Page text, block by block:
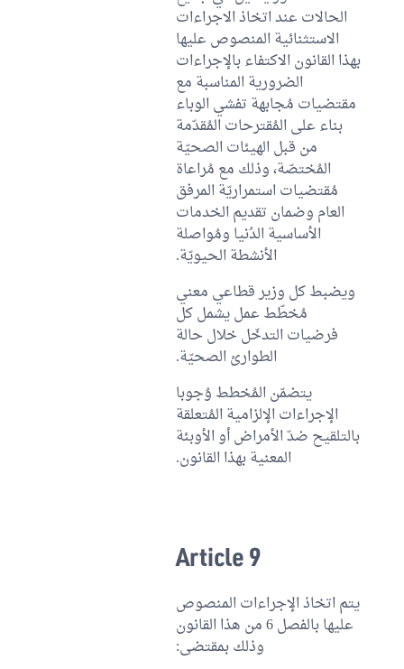
الحالات عند اتخاذ الاجراءات
الاستثنائية المنصوص عليها
بهذا القانون الاكتفاء بالإجراءات
الضرورية المناسبة مع
مقتضيات مُجابهة تفشي الوباء
بناء على المُقترحات المُقدّمة
من قبل الهيئات الصحيّة
المُختصّة، وذلك مع مُراعاة
مُقتضيات استمراريّة المرفق
العام وضمان تقديم الخدمات
الأساسية الدُنيا ومُواصلة
الأنشطة الحيويّة.
ويضبط كل وزير قطاعي معني
مُخطّط عمل يشمل كل
فرضيات التدخّل خلال حالة
الطوارئ الصحيّة.
يتضمّن المُخطط وُجوبا
الإجراءات الإلزامية المُتعلقة
بالتلقيح ضدّ الأمراض أو الأوبئة
المعنية بهذا القانون.
Article 9
يتم اتخاذ الإجراءات المنصوص
عليها بالفصل 6 من هذا القانون
وذلك بمقتضى: